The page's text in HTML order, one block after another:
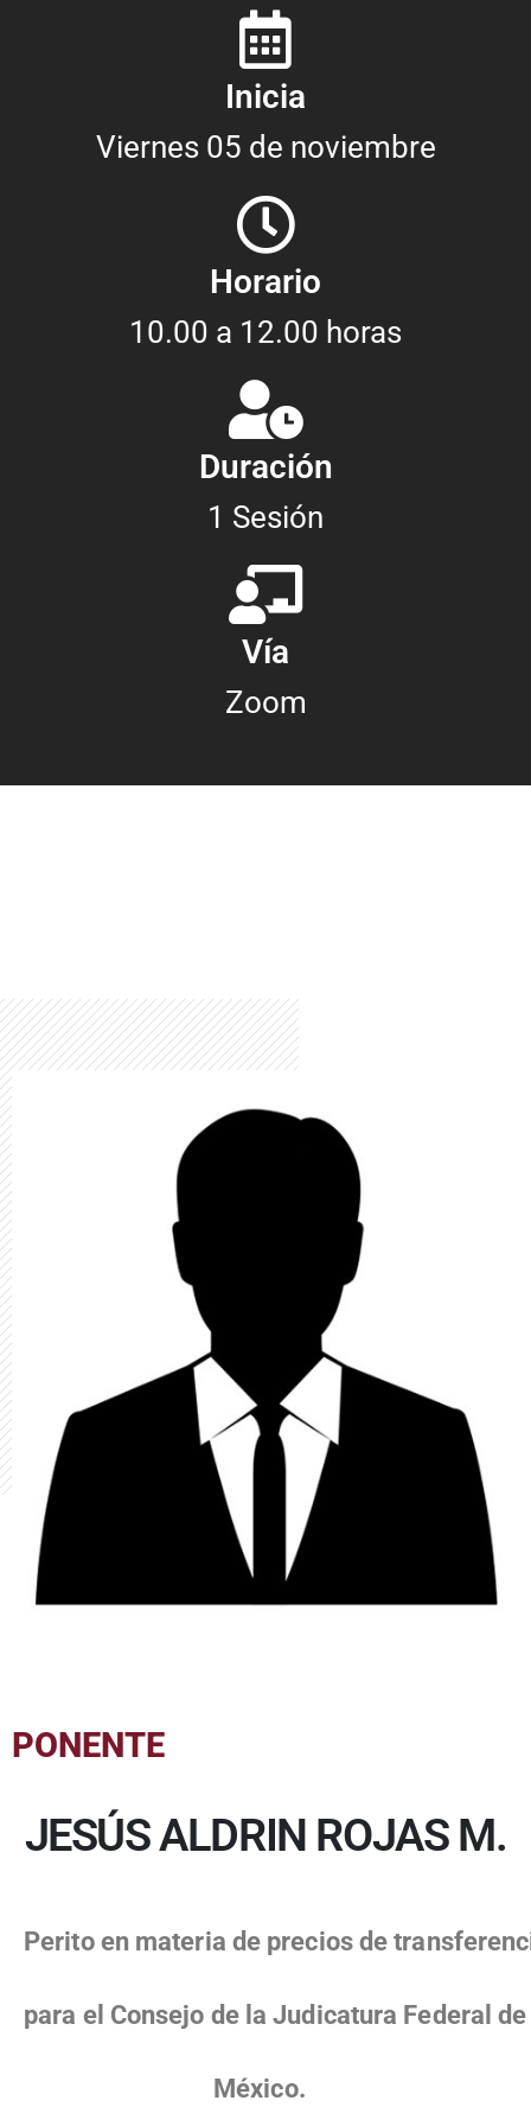
Inicia
Viernes 05 de noviembre
Horario
10.00 a 12.00 horas
Duración
1 Sesión
Vía
Zoom
PONENTE
JESÚS ALDRIN ROJAS M.
Perito en materia de precios de
para el Consejo de la Judicatura Federal
México.